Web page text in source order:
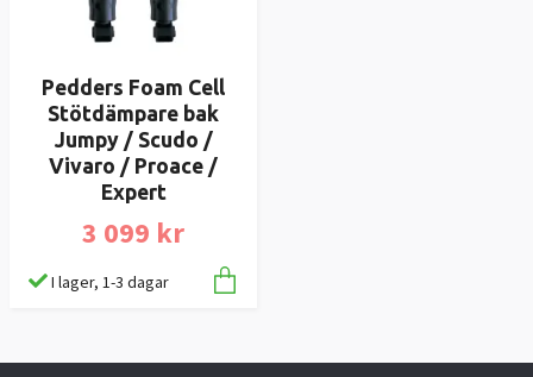
Pedders Foam Cell
Stötdämpare bak
Jumpy / Scudo /
Vivaro / Proace /
Expert
3 099 kr
I lager, 1-3 dagar